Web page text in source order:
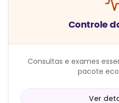
Controle
Consultas e exames
pacote
Ver